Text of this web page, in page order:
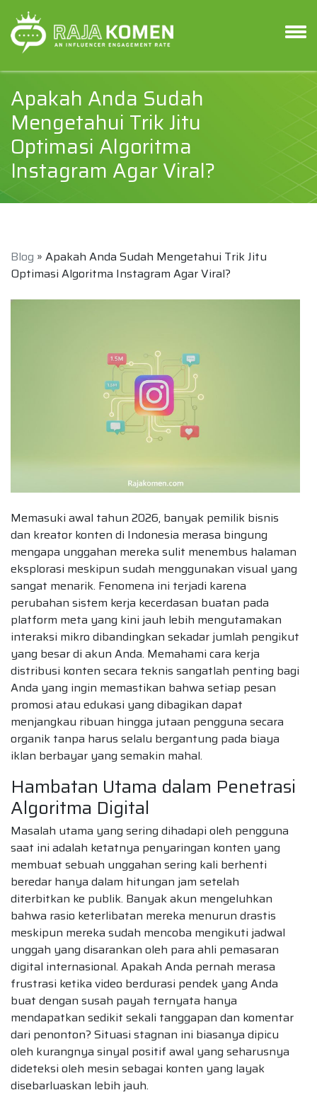
Apakah Anda Sudah
Mengetahui Trik Jitu
Optimasi Algoritma
Instagram Agar Viral?
Blog » Apakah Anda Sudah Mengetahui Trik Jitu
Optimasi Algoritma Instagram Agar Viral?
Memasuki awal tahun 2026, banyak pemilik bisnis
dan kreator konten di Indonesia merasa bingung
mengapa unggahan mereka sulit menembus halaman
eksplorasi meskipun sudah menggunakan visual yang
sangat menarik. Fenomena ini terjadi karena
perubahan sistem kerja kecerdasan buatan pada
platform meta yang kini jauh lebih mengutamakan
interaksi mikro dibandingkan sekadar jumlah pengikut
yang besar di akun Anda. Memahami cara kerja
distribusi konten secara teknis sangatlah penting bagi
Anda yang ingin memastikan bahwa setiap pesan
promosi atau edukasi yang dibagikan dapat
menjangkau ribuan hingga jutaan pengguna secara
organik tanpa harus selalu bergantung pada biaya
iklan berbayar yang semakin mahal.
Hambatan Utama dalam Penetrasi
Algoritma Digital
Masalah utama yang sering dihadapi oleh pengguna
saat ini adalah ketatnya penyaringan konten yang
membuat sebuah unggahan sering kali berhenti
beredar hanya dalam hitungan jam setelah
diterbitkan ke publik. Banyak akun mengeluhkan
bahwa rasio keterlibatan mereka menurun drastis
meskipun mereka sudah mencoba mengikuti jadwal
unggah yang disarankan oleh para ahli pemasaran
digital internasional. Apakah Anda pernah merasa
frustrasi ketika video berdurasi pendek yang Anda
buat dengan susah payah ternyata hanya
mendapatkan sedikit sekali tanggapan dan komentar
dari penonton? Situasi stagnan ini biasanya dipicu
oleh kurangnya sinyal positif awal yang seharusnya
dideteksi oleh mesin sebagai konten yang layak
disebarluaskan lebih jauh.